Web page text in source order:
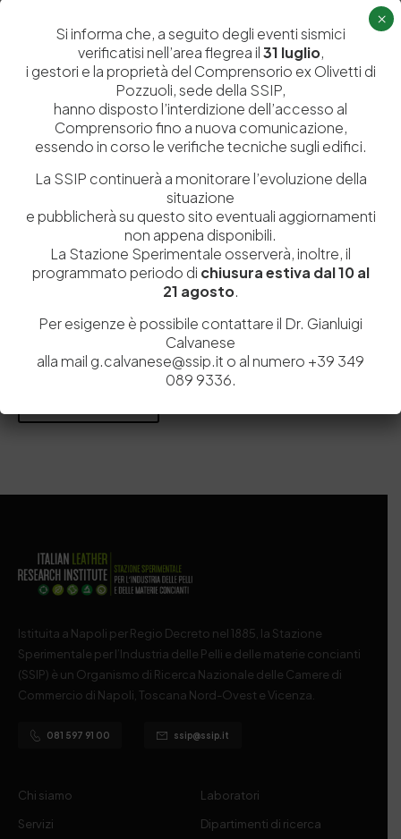
Il tuo indirizzo email non sarà pubblicato.
I campi obbligatori sono
contrassegnati
Salva il mio nome, email e sito web in questo browser per la
prossima volta che commento.
Istituita a Napoli per Regio Decreto nel 1885, la Stazione
Sperimentale per l’Industria delle Pelli e delle materie concianti
(SSIP) è un Organismo di Ricerca Nazionale delle Camere di
Commercio di Napoli, Toscana Nord-Ovest e Vicenza.
081 597 91 00 ssip@ssip.it
Chi siamo
Servizi
Laboratori
Dipartimenti di ricerca
Si informa che, a seguito degli eventi sismici
verificatisi nell’area flegrea il31 luglio,
i gestori e la proprietà del Comprensorio ex Olivetti di
Pozzuoli, sede della SSIP,
hanno disposto l’interdizione dell’accesso al
Comprensorio fino a nuova comunicazione,
essendo in corso le verifiche tecniche sugli edifici.
La SSIP continuerà a monitorare l’evoluzione della
situazione
e pubblicherà su questo sito eventuali aggiornamenti
non appena disponibili.
La Stazione Sperimentale osserverà, inoltre, il
programmato periodo di chiusura estiva dal 10 al
21 agosto.
Per esigenze è possibile contattare il Dr. Gianluigi
Calvanese
alla mail g.calvanese@ssip.it o al numero +39 349
089 9336.
×